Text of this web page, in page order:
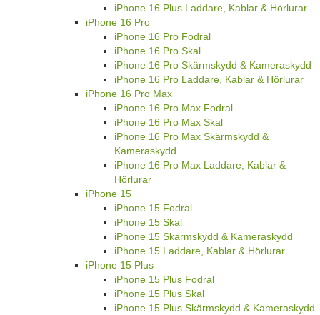
iPhone 16 Plus Laddare, Kablar & Hörlurar
iPhone 16 Pro
iPhone 16 Pro Fodral
iPhone 16 Pro Skal
iPhone 16 Pro Skärmskydd & Kameraskydd
iPhone 16 Pro Laddare, Kablar & Hörlurar
iPhone 16 Pro Max
iPhone 16 Pro Max Fodral
iPhone 16 Pro Max Skal
iPhone 16 Pro Max Skärmskydd &
Kameraskydd
iPhone 16 Pro Max Laddare, Kablar &
Hörlurar
iPhone 15
iPhone 15 Fodral
iPhone 15 Skal
iPhone 15 Skärmskydd & Kameraskydd
iPhone 15 Laddare, Kablar & Hörlurar
iPhone 15 Plus
iPhone 15 Plus Fodral
iPhone 15 Plus Skal
iPhone 15 Plus Skärmskydd & Kameraskydd